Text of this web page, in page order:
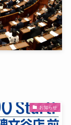
お知らせ